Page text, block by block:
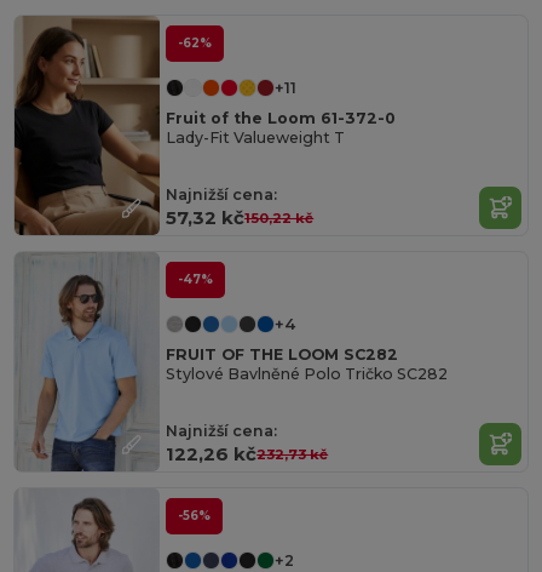
-62%
+11
Fruit of the Loom 61-372-0
Lady-Fit Valueweight T
Najnižší cena:
57,32 kč150,22 kč
-47%
+4
FRUIT OF THE LOOM SC282
Stylové Bavlněné Polo Tričko SC282
Najnižší cena:
122,26 kč232,73 kč
-56%
+2